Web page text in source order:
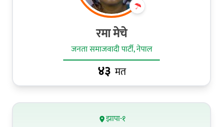
रमा मेचे
जनता समाजवादी पार्टी, नेपाल
४३ मत
झापा-१